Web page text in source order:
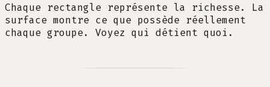
Chaque rectangle représente la richesse. La
surface montre ce que possède réellement
chaque groupe. Voyez qui détient quoi.